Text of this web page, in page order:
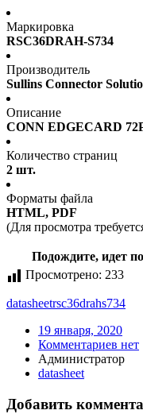
Маркировка
RSC36DRAH-S734
Производитель
Sullins Connector
Описание
CONN EDGECARD
Количество страниц
2 шт.
Форматы файла
HTML, PDF
(Для просмотра
Подождите, идет
Просмотрено: 233
datasheetrsc36drahs734
19 января, 2020
Комментариев нет
Администратор
datasheet
Добавить